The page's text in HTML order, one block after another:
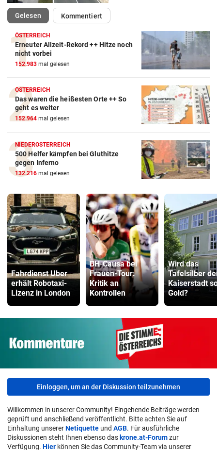
Gelesen(ausgewählt)Kommentiert
ÖSTERREICH
Erneuter Allzeit-Rekord ++ Hitze noch
nicht vorbei
152.983 mal gelesen
ÖSTERREICH
Das waren die heißesten Orte ++ So
geht es weiter
152.964 mal gelesen
NIEDERÖSTERREICH
500 Helfer kämpfen bei Gluthitze
gegen Inferno
132.216 mal gelesen
Fahrdienst Uber
erhält Robotaxi-
Lizenz in London
BH-Causa bei
Frauen-Tour:
Kritik an
Kontrollen
Wird das
Tafelsilber
Kaiserstadt
Gold?
Einloggen, um an der Diskussion teilzunehmen
Willkommen in unserer Community! Eingehende Beiträge werden
geprüft und anschließend veröffentlicht. Bitte achten Sie auf
Einhaltung unsererNetiquette und AGB. Für ausführliche
Diskussionen steht Ihnen ebenso das krone.at-Forumzur
Verfügung. Hier können Sie das Community-Team via unserer